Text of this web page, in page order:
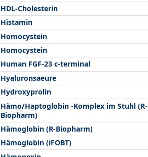
HDL-Cholesterin
Histamin
Homocystein
Homocystein
Human FGF-23 c-terminal
Hyaluronsaeure
Hydroxyprolin
Hämo/Haptoglobin -Komplex im Stuhl (R-
Biopharm)
Hämoglobin (R-Biopharm)
Hämoglobin (iFOBT)